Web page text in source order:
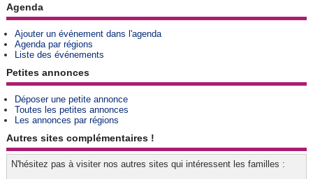
Agenda
Ajouter un événement dans l'agenda
Agenda par régions
Liste des événements
Petites annonces
Déposer une petite annonce
Toutes les petites annonces
Les annonces par régions
Autres sites complémentaires !
N'hésitez pas à visiter nos autres sites qui intéressent les familles :